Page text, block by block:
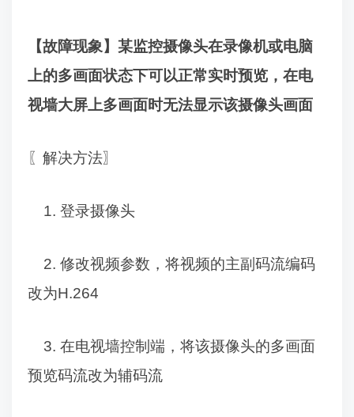
【故障现象】某监控摄像头在录像机或电脑
上的多画面状态下可以正常实时预览，在电
视墙大屏上多画面时无法显示该摄像头画面
〖 解决方法〗
1. 登录摄像头
2. 修改视频参数，将视频的主副码流编码
改为H.264
3. 在电视墙控制端，将该摄像头的多画面
预览码流改为辅码流